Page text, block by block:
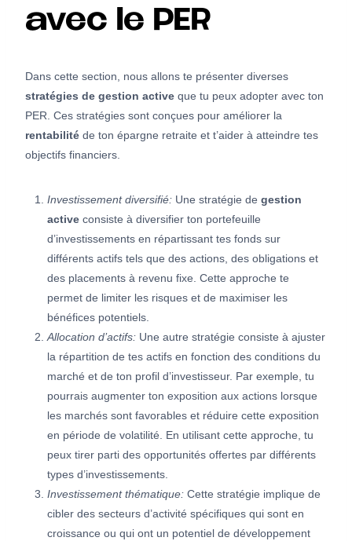
avec le PER
Dans cette section, nous allons te présenter diverses
stratégies de gestion active que tu peux adopter avec ton
PER. Ces stratégies sont conçues pour améliorer la
rentabilité de ton épargne retraite et t’aider à atteindre tes
objectifs financiers.
Investissement diversifié: Une stratégie de gestion
active consiste à diversifier ton portefeuille
d’investissements en répartissant tes fonds sur
différents actifs tels que des actions, des obligations et
des placements à revenu fixe. Cette approche te
permet de limiter les risques et de maximiser les
bénéfices potentiels.
Allocation d’actifs: Une autre stratégie consiste à ajuster
la répartition de tes actifs en fonction des conditions du
marché et de ton profil d’investisseur. Par exemple, tu
pourrais augmenter ton exposition aux actions lorsque
les marchés sont favorables et réduire cette exposition
en période de volatilité. En utilisant cette approche, tu
peux tirer parti des opportunités offertes par différents
types d’investissements.
Investissement thématique: Cette stratégie implique de
cibler des secteurs d’activité spécifiques qui sont en
croissance ou qui ont un potentiel de développement